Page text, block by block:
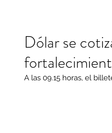
Dólar se
A las 09.15 horas, el